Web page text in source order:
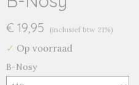
€ 19,95 (inclusief btw 21%)
✓ Op voorraad
B-Nosy